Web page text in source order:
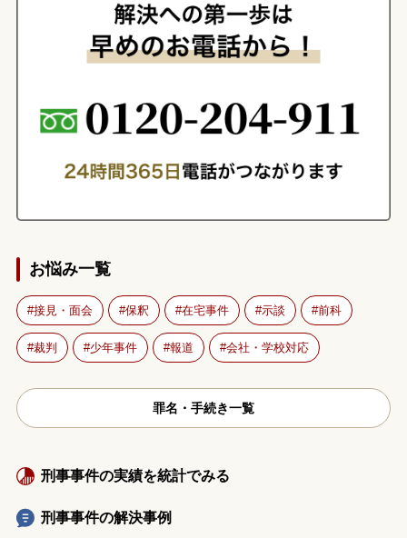
お悩み一覧
接見・面会 保釈 在宅事件 示談 前科
裁判 少年事件 報道 会社・学校対応
罪名・手続き一覧
刑事事件の実績を統計でみる
刑事事件の解決事例